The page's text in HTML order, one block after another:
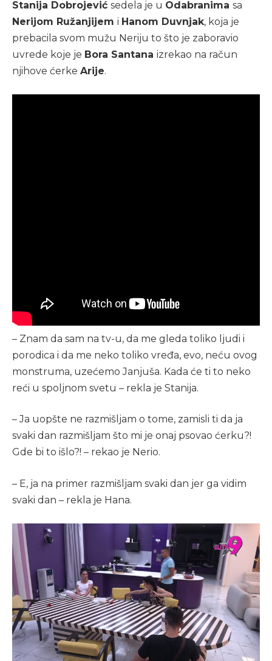
Stanija Dobrojević sedela je u Odabranima sa
Nerijom Ružanjijem i Hanom Duvnjak, koja je
prebacila svom mužu Neriju to što je zaboravio
uvrede koje je Bora Santana izrekao na račun
njihove ćerke Arije.
– Znam da sam na tv-u, da me gleda toliko ljudi i
porodica i da me neko toliko vređa, evo, neću ovog
monstruma, uzećemo Janjuša. Kada će ti to neko
reći u spoljnom svetu – rekla je Stanija.
– Ja uopšte ne razmišljam o tome, zamisli ti da ja
svaki dan razmišljam što mi je onaj psovao ćerku?!
Gde bi to išlo?! – rekao je Nerio.
– E, ja na primer razmišljam svaki dan jer ga vidim
svaki dan – rekla je Hana.